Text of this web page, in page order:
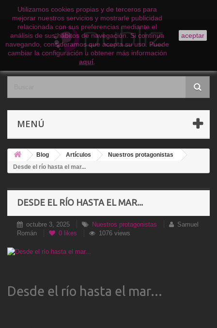
Utilizamos cookies propias y de terceros para
mejorar nuestros servicios y mostrarle publicidad
relacionada con sus preferencias mediante el
análisis de sus hábitos de navegación. Si continua
navegando, consideramos que acepta su uso. Puede
cambiar la configuración u obtener más información
aquí
aceptar
MENÚ
Blog Artículos
Nuestros protagonistas
Desde el río hasta el mar...
DESDE EL RÍO HASTA EL MAR...
octubre 3, 2025 Nuestros protagonistas
Samuel
Román
0 likes 1076 views
Desde el río hasta el mar...